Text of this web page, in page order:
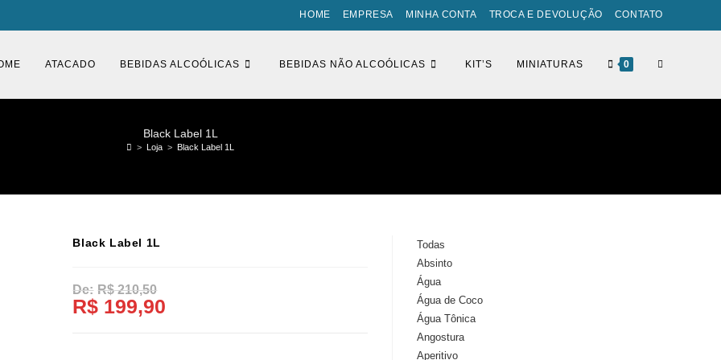
HOME EMPRESA MINHA CONTA TROCA E DEVOLUÇÃO CONTATO
ATACADO BEBIDAS ALCOÓLICAS BEBIDAS NÃO ALCOÓLICAS KIT’S MINIATURAS 0
Black Label 1L
> Loja > Black Label 1L
Todas
Absinto
Água
Água de Coco
Água Tônica
Angostura
Aperitivo
Black Label 1L
R$210,50
R$ 199,90